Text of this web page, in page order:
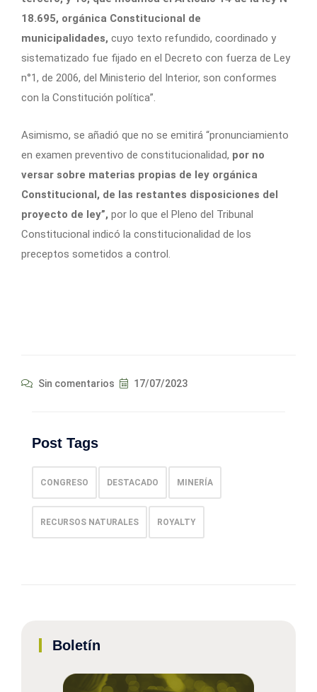
18.695, orgánica Constitucional de
municipalidades, cuyo texto refundido, coordinado y
sistematizado fue fijado en el Decreto con fuerza de Ley
n°1, de 2006, del Ministerio del Interior, son conformes
con la Constitución política”.
Asimismo, se añadió que no se emitirá “pronunciamiento
en examen preventivo de constitucionalidad, por no
versar sobre materias propias de ley orgánica
Constitucional, de las restantes disposiciones del
proyecto de ley”, por lo que el Pleno del Tribunal
Constitucional indicó la constitucionalidad de los
preceptos sometidos a control.
Sin comentarios 17/07/2023
Post Tags
CONGRESO DESTACADO MINERÍA
RECURSOS NATURALES ROYALTY
Boletín